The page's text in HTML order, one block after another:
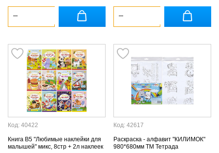
Код: 40422
Книга В5 "Любимые наклейки для
малышей" микс, 8стр + 2л наклеек
Код: 42617
Раскраска - алфавит "КИЛИМОК"
980*680мм ТМ Тетрада